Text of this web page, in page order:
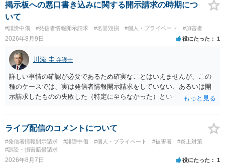
掲示板への悪口書き込みに関する開示請求の時期につ
いて
#誹謗中傷 #発信者情報開示請求 #名誉毀損 #個人・プライベート #加害者
2026年8月9日 役にたった 1
川添 圭 弁護士
詳しい事情の確認が必要であるため確実なことはいえませんが、この
種のケースでは、実は発信者情報開示請求をしていない、あるいは開
示請求したものの失敗した（特定に至らなかった）という事案が比較
な投稿をする場合にはなおさら）。
ライブ配信のコメントについて
#発信者情報開示請求 #誹謗中傷 #個人・プライベート #被害者
#炎上対策
#訴訟・損害賠償請求
2026年8月7日 役にたった 1